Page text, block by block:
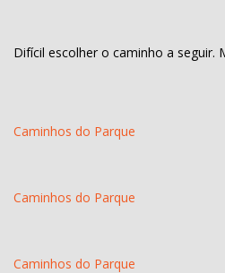
Difícil escolher o caminho a seguir.
Caminhos do Parque
Caminhos do Parque
Caminhos do Parque